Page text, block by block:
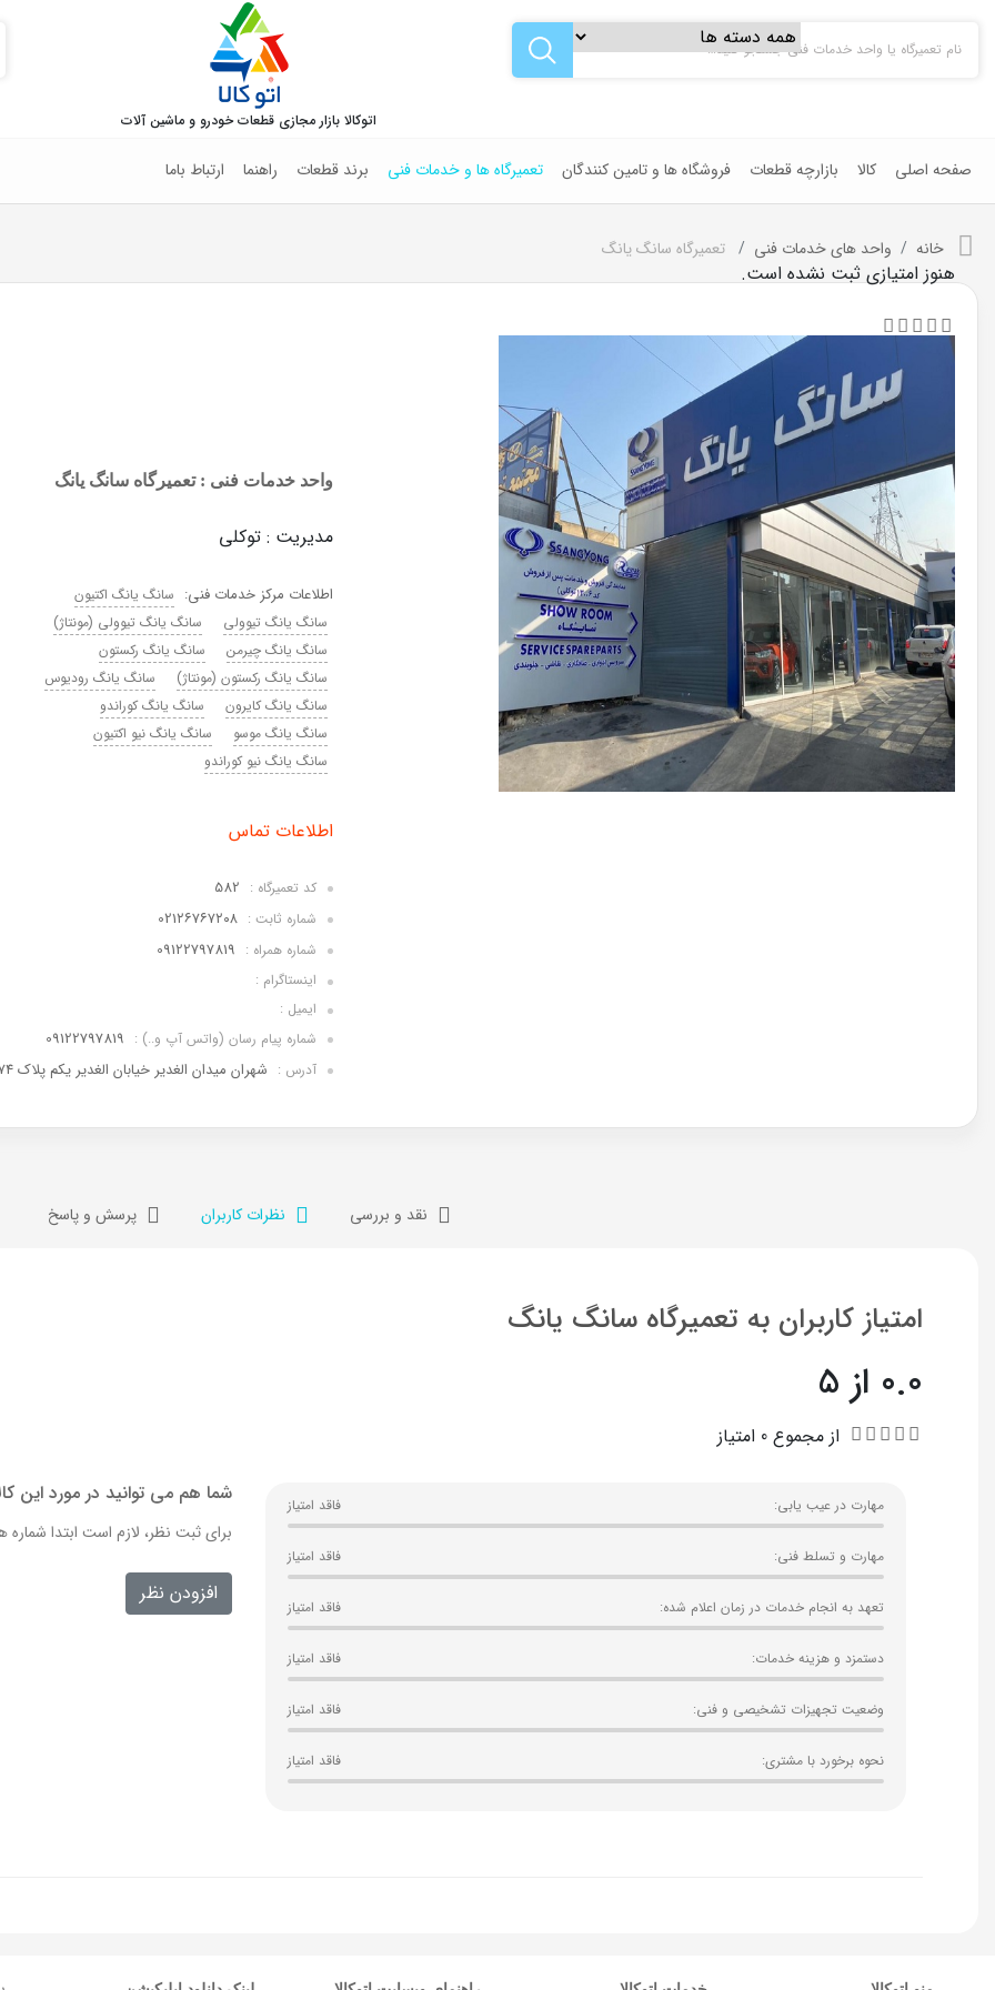
اتوکالا بازار مجازی قطعات خودرو و ماشین آلات
صفحه اصلی کالا بازارچه قطعات فروشگاه ها و تامین کنندگان تعمیرگاه ها و خدمات فنی برند قطعات راهنما ارتباط باما
خانه واحد های خدمات فنی تعمیرگاه سانگ یانگ
هنوز امتیازی ثبت نشده است.
واحد خدمات فنی : تعمیرگاه سانگ یانگ
مدیریت : توکلی
اطلاعات مرکز خدمات فنی: سانگ یانگ اکتیون
سانگ یانگ تیوولی
سانگ یانگ تیوولی (مونتاژ)
سانگ یانگ چیرمن
سانگ یانگ رکستون
سانگ یانگ رکستون (مونتاژ)
سانگ یانگ رودیوس
سانگ یانگ کایرون
سانگ یانگ کوراندو
سانگ یانگ موسو
سانگ یانگ نیو اکتیون
سانگ یانگ نیو کوراندو
اطلاعات تماس
کد تعمیرگاه : 582
شماره ثابت : 021۲۶۷۶۷۲۰۸
شماره همراه : 09122797819
اینستاگرام :
ایمیل :
شماره پیام رسان (واتس آپ و..) : 09122797819
آدرس : شهران میدان الغدیر خیابان الغدیر یکم پلاک 74
نقد و بررسی نظرات کاربران پرسش و پاسخ
امتیاز کاربران به تعمیرگاه سانگ یانگ
0.0 از 5
از مجموع 0 امتیاز
مهارت در عیب یابی: فاقد امتیاز
مهارت و تسلط فنی: فاقد امتیاز
تعهد به انجام خدمات در زمان اعلام شده: فاقد امتیاز
دستمزد و هزینه خدمات: فاقد امتیاز
وضعیت تجهیزات تشخیصی و فنی: فاقد امتیاز
نحوه برخورد با مشتری: فاقد امتیاز
شما هم می‌ توانید در مورد این
برای ثبت نظر، لازم است ابتدا شماره
افزودن نظر